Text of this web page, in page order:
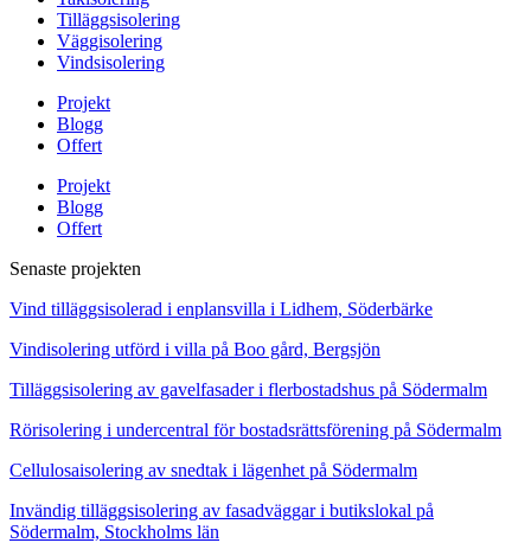
Tilläggsisolering
Väggisolering
Vindsisolering
Projekt
Blogg
Offert
Projekt
Blogg
Offert
Senaste projekten
Vind tilläggsisolerad i enplansvilla i Lidhem, Söderbärke
Vindisolering utförd i villa på Boo gård, Bergsjön
Tilläggsisolering av gavelfasader i flerbostadshus på Södermalm
Rörisolering i undercentral för bostadsrättsförening på Södermalm
Cellulosaisolering av snedtak i lägenhet på Södermalm
Invändig tilläggsisolering av fasadväggar i butikslokal på
Södermalm, Stockholms län